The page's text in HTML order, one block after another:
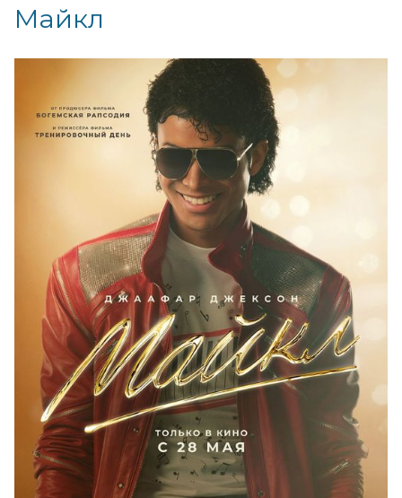
Майкл